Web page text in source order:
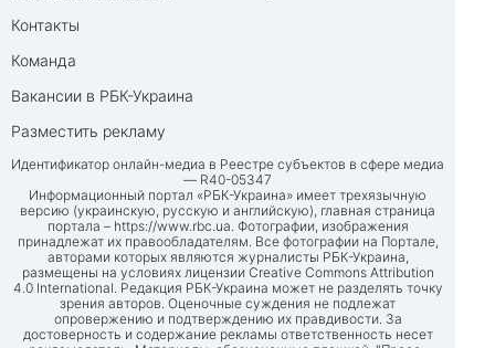
Контакты
Команда
Вакансии в РБК-Украина
Разместить рекламу
Идентификатор онлайн-медиа в Реестре субъектов в сфере медиа
— R40-05347
Информационный портал «РБК-Украина» имеет трехязычную
версию (украинскую, русскую и английскую), главная страница
портала – https://www.rbc.ua . Фотографии, изображения
принадлежат их правообладателям. Все фотографии на Портале,
авторами которых являются журналисты РБК-Украина,
размещены на условиях лицензии Creative Commons Attribution
4.0 International. Редакция РБК-Украина может не разделять точку
зрения авторов. Оценочные суждения не подлежат
опровержению и подтверждению их правдивости. За
достоверность и содержание рекламы ответственность несет